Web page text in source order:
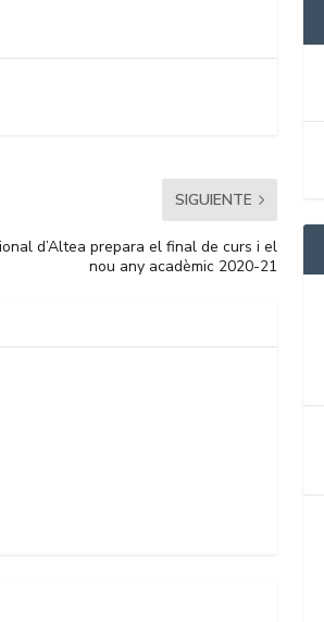
SIGUIENTE
d’Altea prepara el final de curs i el
nou any acadèmic 2020-21